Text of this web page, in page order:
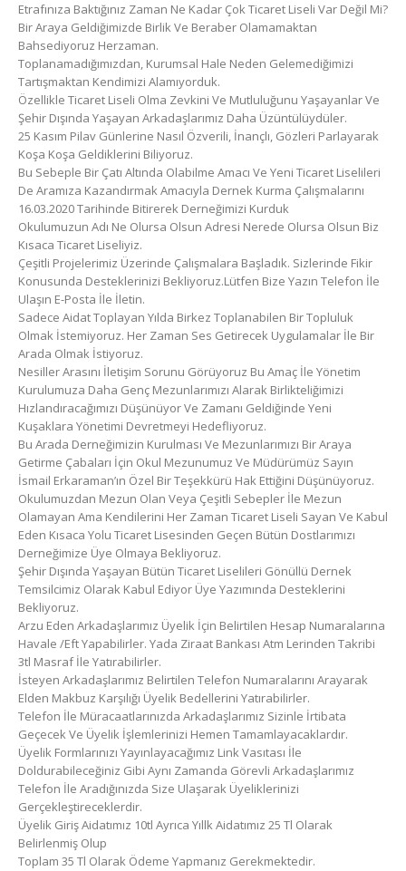
Etrafınıza Baktığınız Zaman Ne Kadar Çok Ticaret Liseli Var Değil Mi?
Bir Araya Geldiğimizde Birlik Ve Beraber Olamamaktan
Bahsediyoruz Herzaman.
Toplanamadığımızdan, Kurumsal Hale Neden Gelemediğimizi
Tartışmaktan Kendimizi Alamıyorduk.
Özellikle Ticaret Liseli Olma Zevkini Ve Mutluluğunu Yaşayanlar Ve
Şehir Dışında Yaşayan Arkadaşlarımız Daha Üzüntülüydüler.
25 Kasım Pilav Günlerine Nasıl Özverili, İnançlı, Gözleri Parlayarak
Koşa Koşa Geldiklerini Biliyoruz.
Bu Sebeple Bir Çatı Altında Olabilme Amacı Ve Yeni Ticaret Liselileri
De Aramıza Kazandırmak Amacıyla Dernek Kurma Çalışmalarını
16.03.2020 Tarihinde Bitirerek Derneğimizi Kurduk
Okulumuzun Adı Ne Olursa Olsun Adresi Nerede Olursa Olsun Biz
Kısaca Ticaret Liseliyiz.
Çeşitli Projelerimiz Üzerinde Çalışmalara Başladık. Sizlerinde Fikir
Konusunda Desteklerinizi Bekliyoruz.Lütfen Bize Yazın Telefon İle
Ulaşın E-Posta İle İletin.
Sadece Aidat Toplayan Yılda Birkez Toplanabilen Bir Topluluk
Olmak İstemiyoruz. Her Zaman Ses Getirecek Uygulamalar İle Bir
Arada Olmak İstiyoruz.
Nesiller Arasını İletişim Sorunu Görüyoruz Bu Amaç İle Yönetim
Kurulumuza Daha Genç Mezunlarımızı Alarak Birlikteliğimizi
Hızlandıracağımızı Düşünüyor Ve Zamanı Geldiğinde Yeni
Kuşaklara Yönetimi Devretmeyi Hedefliyoruz.
Bu Arada Derneğimizin Kurulması Ve Mezunlarımızı Bir Araya
Getirme Çabaları İçin Okul Mezunumuz Ve Müdürümüz Sayın
İsmail Erkaraman’ın Özel Bir Teşekkürü Hak Ettiğini Düşünüyoruz.
Okulumuzdan Mezun Olan Veya Çeşitli Sebepler İle Mezun
Olamayan Ama Kendilerini Her Zaman Ticaret Liseli Sayan Ve Kabul
Eden Kısaca Yolu Ticaret Lisesinden Geçen Bütün Dostlarımızı
Derneğimize Üye Olmaya Bekliyoruz.
Şehir Dışında Yaşayan Bütün Ticaret Liselileri Gönüllü Dernek
Temsilcimiz Olarak Kabul Ediyor Üye Yazımında Desteklerini
Bekliyoruz.
Arzu Eden Arkadaşlarımız Üyelik İçin Belirtilen Hesap Numaralarına
Havale /Eft Yapabilirler. Yada Ziraat Bankası Atm Lerinden Takribi
3tl Masraf İle Yatırabilirler.
İsteyen Arkadaşlarımız Belirtilen Telefon Numaralarını Arayarak
Elden Makbuz Karşılığı Üyelik Bedellerini Yatırabilirler.
Telefon İle Müracaatlarınızda Arkadaşlarımız Sizinle İrtibata
Geçecek Ve Üyelik İşlemlerinizi Hemen Tamamlayacaklardır.
Üyelik Formlarınızı Yayınlayacağımız Link Vasıtası İle
Doldurabileceğiniz Gibi Aynı Zamanda Görevli Arkadaşlarımız
Telefon İle Aradığınızda Size Ulaşarak Üyeliklerinizi
Gerçekleştireceklerdir.
Üyelik Giriş Aidatımız 10tl Ayrıca Yıllk Aidatımız 25 Tl Olarak
Belirlenmiş Olup
Toplam 35 Tl Olarak Ödeme Yapmanız Gerekmektedir.